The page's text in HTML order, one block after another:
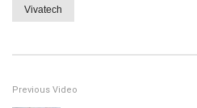
Vivatech
Previous Video